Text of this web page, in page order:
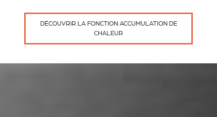
DÉCOUVRIR LA FONCTION ACCUMULATION DE
CHALEUR